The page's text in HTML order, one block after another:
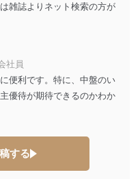
雑誌よりネット検索の方が
社員
便利です。特に、中盤のい
優待が期待できるのかわか
する